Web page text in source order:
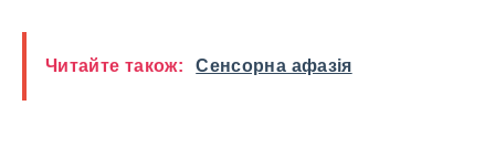
Читайте також: Сенсорна афазія